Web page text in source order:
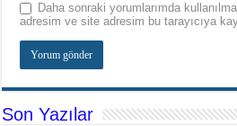
Daha sonraki yorumlarımda
adresim ve site adresim bu tarayıcıya
Son Yazılar